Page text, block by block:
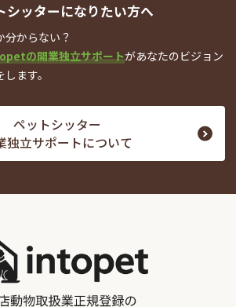
シッターになりたい方へ
分からない？
の開業独立サポートがあなたのビジョン
ます。
ペットシッター
独立サポートについて